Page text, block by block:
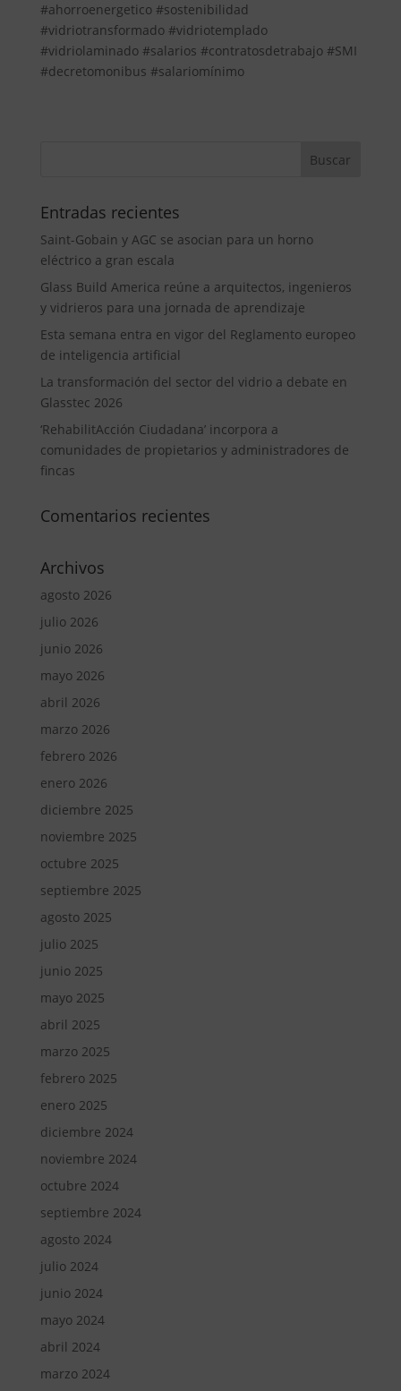
#ahorroenergetico #sostenibilidad
#vidriotransformado #vidriotemplado
#vidriolaminado #salarios #contratosdetrabajo #SMI
#decretomonibus #salariomínimo
Entradas recientes
Saint-Gobain y AGC se asocian para un horno
eléctrico a gran escala
Glass Build America reúne a arquitectos, ingenieros
y vidrieros para una jornada de aprendizaje
Esta semana entra en vigor del Reglamento europeo
de inteligencia artificial
La transformación del sector del vidrio a debate en
Glasstec 2026
‘RehabilitAcción Ciudadana’ incorpora a
comunidades de propietarios y administradores de
fincas
Comentarios recientes
Archivos
agosto 2026
julio 2026
junio 2026
mayo 2026
abril 2026
marzo 2026
febrero 2026
enero 2026
diciembre 2025
noviembre 2025
octubre 2025
septiembre 2025
agosto 2025
julio 2025
junio 2025
mayo 2025
abril 2025
marzo 2025
febrero 2025
enero 2025
diciembre 2024
noviembre 2024
octubre 2024
septiembre 2024
agosto 2024
julio 2024
junio 2024
mayo 2024
abril 2024
marzo 2024